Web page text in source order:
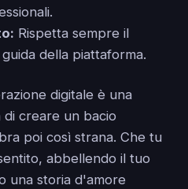
Rispetta sempre il
della piattaforma.
digitale è una
di creare un bacio
poi così strana. Che tu
abbellendo il tuo
una storia d'amore